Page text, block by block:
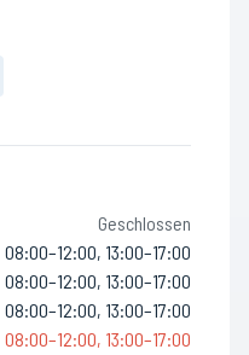
Geschlossen
08:00–12:00, 13:00–17:00
08:00–12:00, 13:00–17:00
08:00–12:00, 13:00–17:00
08:00–12:00, 13:00–17:00